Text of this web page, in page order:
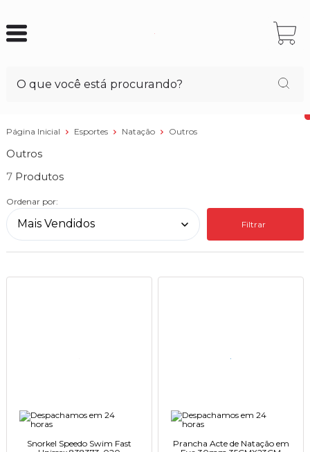
Página Inicial Esportes Natação Outros
Outros
7
Ordenar por:
Filtrar
Snorkel Speedo Swim Fast
Prancha Acte de Natação em